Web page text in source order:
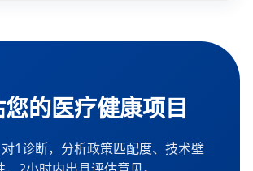
的医疗健康项目
1诊断，分析政策匹配度、技术壁